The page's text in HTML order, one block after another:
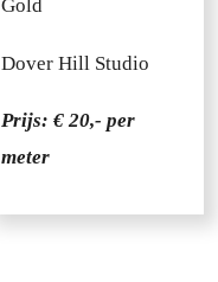
Gold
Dover Hill Studio
Prijs: € 20,- per
meter